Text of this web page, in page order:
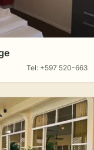
Tel: +597 520-663